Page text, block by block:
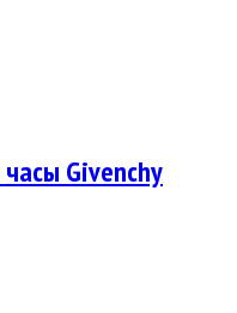
Givenchy